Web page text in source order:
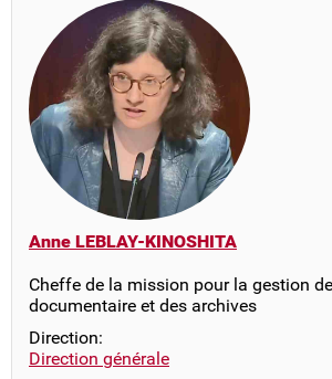
Anne LEBLAY-KINOSHITA
Cheffe de la mission pour la gestion
documentaire et des archives
Direction:
Direction générale